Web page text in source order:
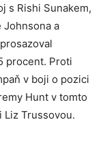
s Rishi Sunakem,
Johnsona a
procent. Proti
v boji o pozici
Hunt v tomto
Liz Trussovou.